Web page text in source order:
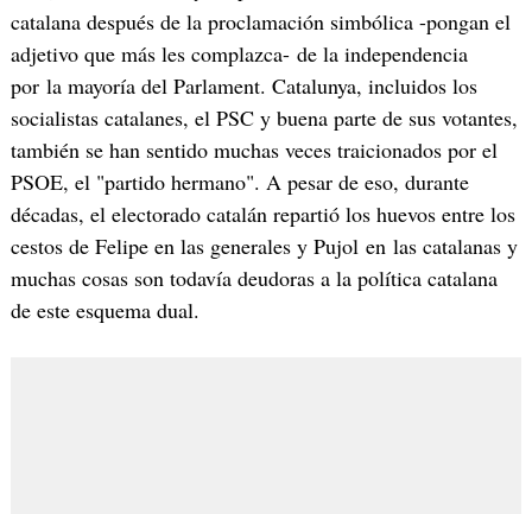
catalana después de la proclamación simbólica -pongan el
adjetivo que más les complazca- de la independencia
por la mayoría del Parlament. Catalunya, incluidos los
socialistas catalanes, el PSC y buena parte de sus votantes,
también se han sentido muchas veces traicionados por el
PSOE, el "partido hermano". A pesar de eso, durante
décadas, el electorado catalán repartió los huevos entre los
cestos de Felipe en las generales y Pujol en las catalanas y
muchas cosas son todavía deudoras a la política catalana
de este esquema dual.